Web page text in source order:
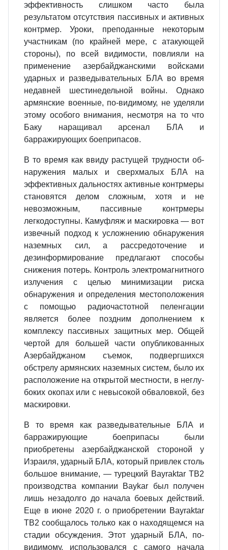
эффективность слишком часто была
результатом отсутствия пассивных и ак­тивных
контрмер. Уроки, преподанные некоторым
участникам (по крайней ме­ре, с атакующей
стороны), по всей видимости, повлияли на
применение азер­байджанскими войсками
ударных и разведывательных БЛА во время
недавней шестинедельной войны. Однако
армянские военные, по-видимому, не уделя­ли
этому особого внимания, несмотря на то что
Баку наращивал арсенал БЛА и
барражирующих боеприпасов.
В то время как ввиду растущей трудности об­
наружения малых и сверхмалых БЛА на
эффективных дальностях активные контрмеры
становятся делом сложным, хотя и не
невозможным, пассивные контрмеры
легкодоступны. Камуфляж и маскировка — вот
извечный подход к усложнению обнаружения
наземных сил, а рассредоточение и
дезинформи­рование предлагают способы
снижения потерь. Контроль электромагнитного
излучения с целью минимизации риска
обнаружения и определения местопо­ложения
с помощью радиочастотной пеленгации
является более поздним до­полнением к
комплексу пассивных защитных мер. Общей
чертой для большей части опубликованных
Азербайджаном съемок, подвергшихся
обстрелу армян­ских наземных систем, было их
расположение на открытой местности, в неглу­
боких окопах или с невысокой обваловкой, без
маскировки.
В то время как разведывательные БЛА и
барражирующие боеприпасы бы­ли
приобретены азербайджанской стороной у
Израиля, ударный БЛА, кото­рый привлек столь
большое внимание, — турецкий Bayraktar ТВ2
производства компании Baykar был получен
лишь незадолго до начала боевых действий.
Еще в июне 2020 г. о приобретении Bayraktar
ТВ2 сообщалось только как о находя­щемся на
стадии обсуждения. Этот ударный БЛА, по-
видимому, использовался с самого начала